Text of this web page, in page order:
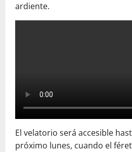
ardiente.
El velatorio será accesible
próximo lunes, cuando el